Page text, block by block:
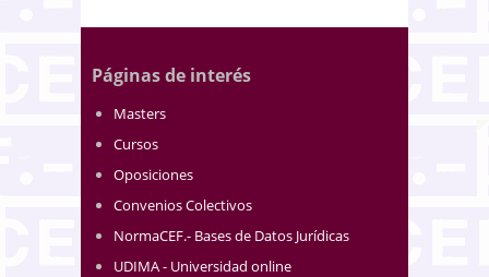
Páginas de interés
Masters
Cursos
Oposiciones
Convenios Colectivos
NormaCEF.- Bases de Datos Jurídicas
UDIMA - Universidad online